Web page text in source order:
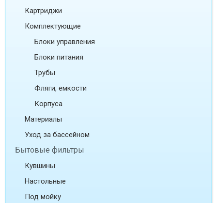
Картриджи
Комплектующие
Блоки управления
Блоки питания
Трубы
Фляги, емкости
Корпуса
Материалы
Уход за бассейном
Бытовые фильтры
Кувшины
Настольные
Под мойку